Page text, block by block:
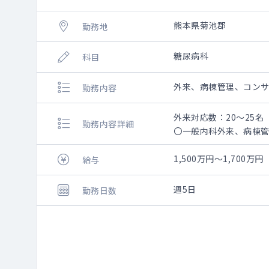
勤務地 熊本県菊池郡
科目 糖尿病科
勤務内容 外来、病棟管理、コン
勤務内容詳細
外来対応数：20～25名
〇一般内科外来、病棟
〇下肢救済センター患
給与
1,500万円～1,700万円
勤務日数 週5日